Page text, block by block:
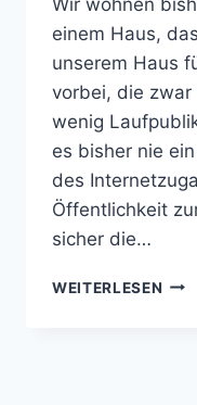
einem Haus,
unserem Haus
vorbei, die zwar
wenig
es bisher nie
des
Öffentlichkeit
sicher die…
WEITERLESEN